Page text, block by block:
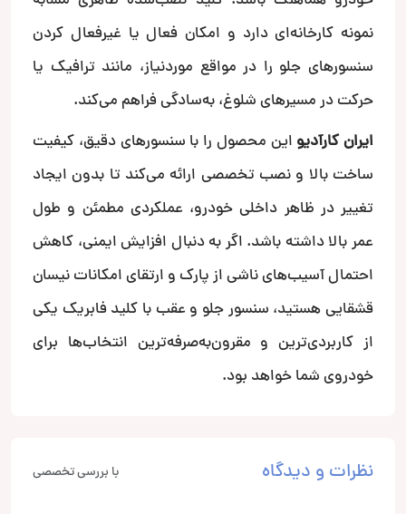
نمونه کارخانه‌ای دارد و امکان فعال یا غیرفعال کردن
سنسورهای جلو را در مواقع موردنیاز، مانند ترافیک یا
حرکت در مسیرهای شلوغ، به‌سادگی فراهم می‌کند.
ایران کارآدیو این محصول را با سنسورهای دقیق، کیفیت
ساخت بالا و نصب تخصصی ارائه می‌کند تا بدون ایجاد
تغییر در ظاهر داخلی خودرو، عملکردی مطمئن و طول
عمر بالا داشته باشد. اگر به دنبال افزایش ایمنی، کاهش
احتمال آسیب‌های ناشی از پارک و ارتقای امکانات نیسان
قشقایی هستید، سنسور جلو و عقب با کلید فابریک یکی
از کاربردی‌ترین و مقرون‌به‌صرفه‌ترین انتخاب‌ها برای
خودروی شما خواهد بود.
نظرات و دیدگاه با بررسی تخصصی